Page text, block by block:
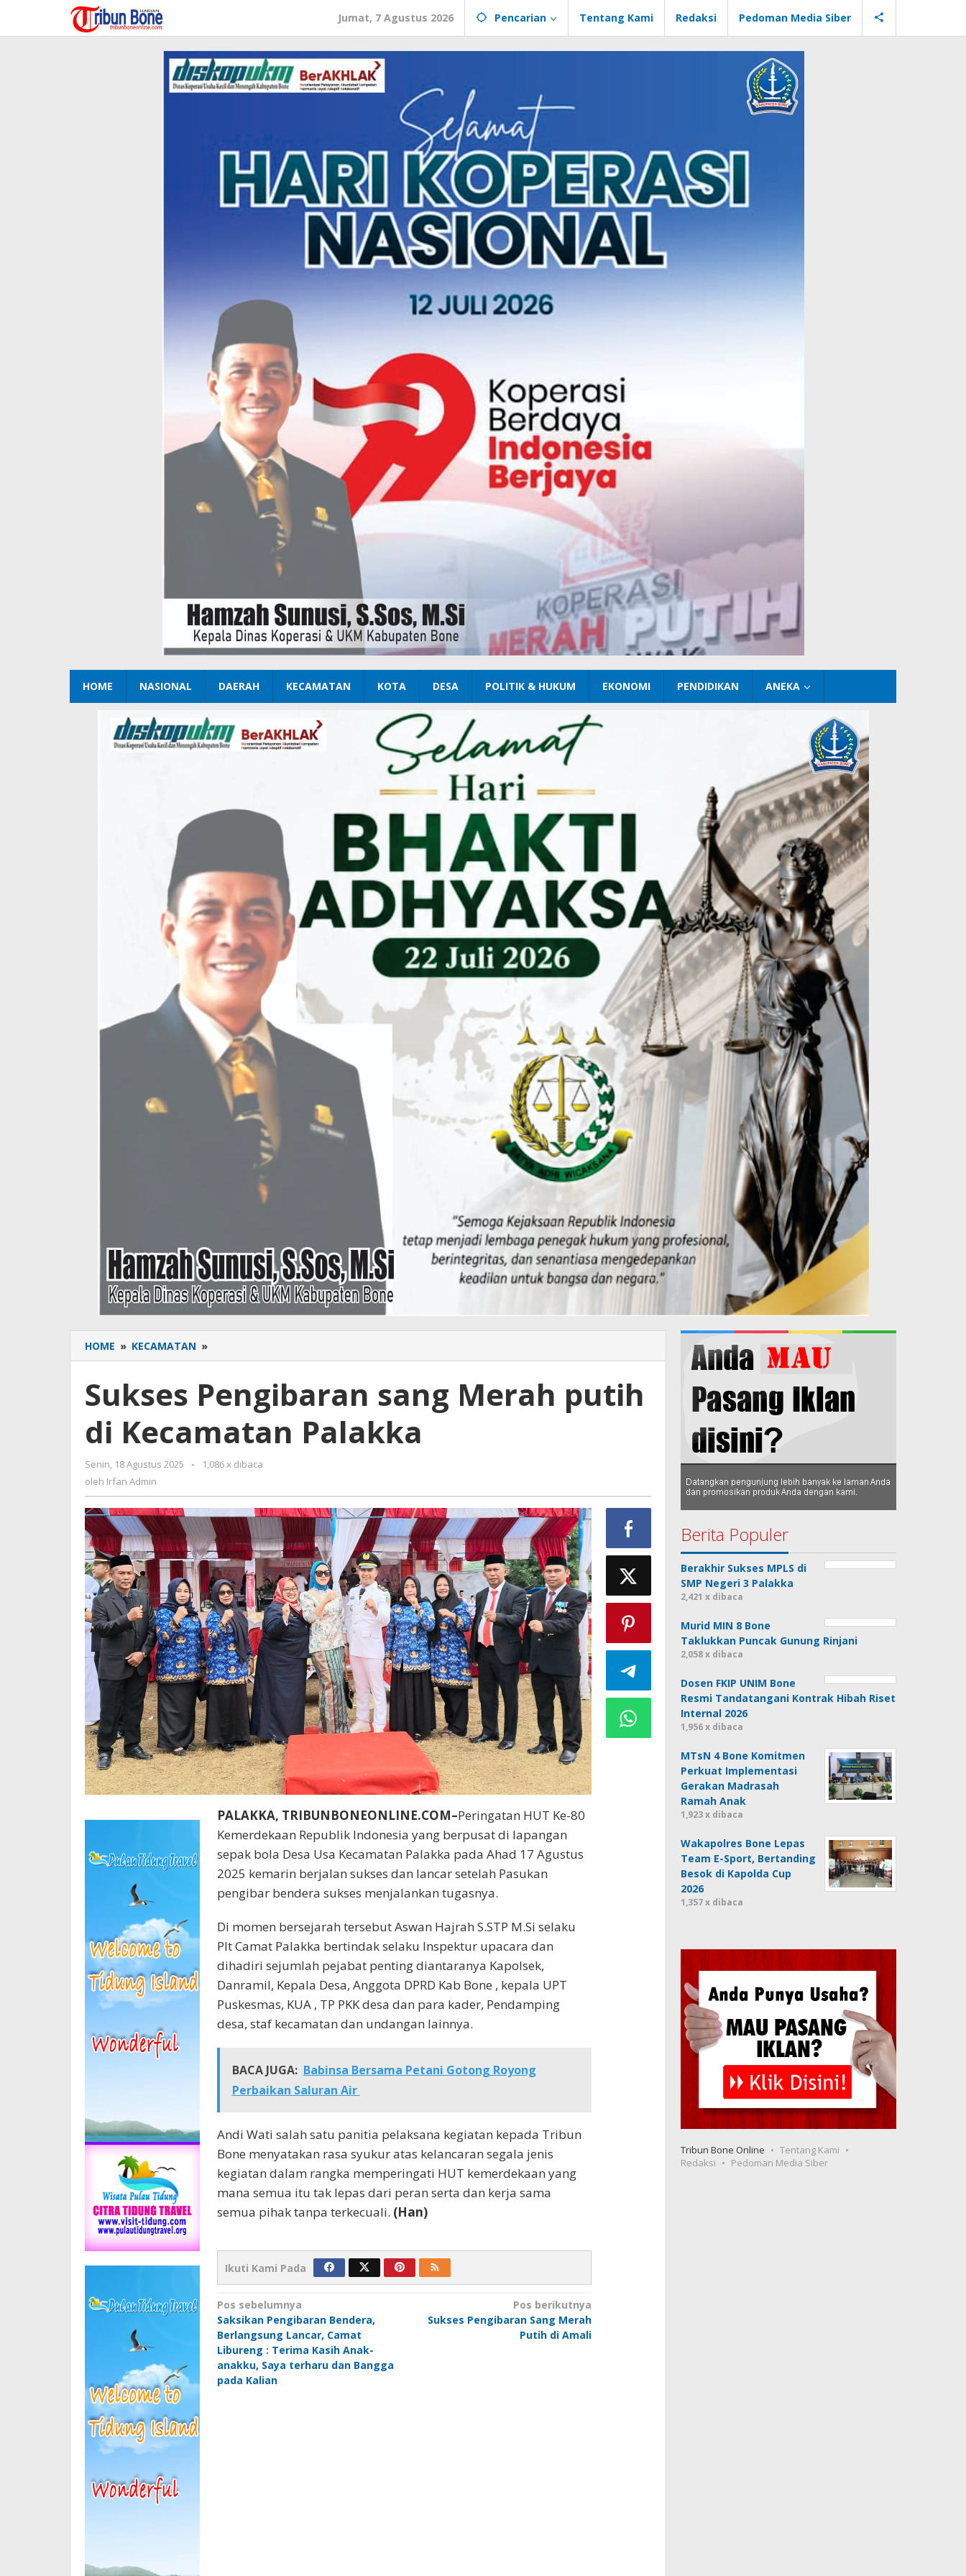
konten
Jumat, 7 Agustus 2026 Pencarian Tentang Kami Redaksi Pedoman Media Siber
HOME NASIONAL DAERAH KECAMATAN KOTA DESA POLITIK & HUKUM EKONOMI PENDIDIKAN ANEKA
HOME » KECAMATAN »
Pengibaran
Merah
putih
Kecamatan
Sukses Pengibaran sang Merah putih
di Kecamatan Palakka
Senin, 18 Agustus 2025
oleh
-
1,086 x dibaca
oleh Irfan Admin
PALAKKA, TRIBUNBONEONLINE.COM–Peringatan HUT Ke-80
Kemerdekaan Republik Indonesia yang berpusat di lapangan
sepak bola Desa Usa Kecamatan Palakka pada Ahad 17 Agustus
2025 kemarin berjalan sukses dan lancar setelah Pasukan
pengibar bendera sukses menjalankan tugasnya.
Di momen bersejarah tersebut Aswan Hajrah S.STP M.Si selaku
Plt Camat Palakka bertindak selaku Inspektur upacara dan
dihadiri sejumlah pejabat penting diantaranya Kapolsek,
Danramil, Kepala Desa, Anggota DPRD Kab Bone , kepala UPT
Puskesmas, KUA , TP PKK desa dan para kader, Pendamping
desa, staf kecamatan dan undangan lainnya.
BACA JUGA: Babinsa Bersama Petani Gotong Royong
Perbaikan Saluran Air
Andi Wati salah satu panitia pelaksana kegiatan kepada Tribun
Bone menyatakan rasa syukur atas kelancaran segala jenis
kegiatan dalam rangka memperingati HUT kemerdekaan yang
mana semua itu tak lepas dari peran serta dan kerja sama
semua pihak tanpa terkecuali. (Han)
Ikuti Kami Pada
Navigasi
pos
Pos sebelumnya
Saksikan Pengibaran Bendera,
Berlangsung Lancar, Camat
Libureng : Terima Kasih Anak-
anakku, Saya terharu dan Bangga
pada Kalian
Pos berikutnya
Sukses Pengibaran Sang Merah
Putih di Amali
Berita Populer
Berakhir Sukses MPLS di
SMP Negeri 3 Palakka
2,421 x dibaca
Murid MIN 8 Bone
Taklukkan Puncak Gunung Rinjani
2,058 x dibaca
Dosen FKIP UNIM Bone
Resmi Tandatangani Kontrak Hibah Riset
Internal 2026
1,956 x dibaca
MTsN 4 Bone Komitmen
Perkuat Implementasi
Gerakan Madrasah
Ramah Anak
1,923 x dibaca
Wakapolres Bone Lepas
Team E-Sport, Bertanding
Besok di Kapolda Cup
2026
1,357 x dibaca
Tribun Bone Online
Tentang Kami
Redaksi
Pedoman Media Siber